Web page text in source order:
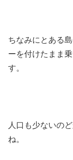
ちなみにとある
ーを付けたまま
す。
人口も少ないの
ね。